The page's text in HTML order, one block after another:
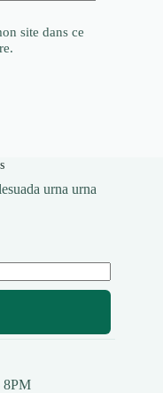
site dans ce
urna urna